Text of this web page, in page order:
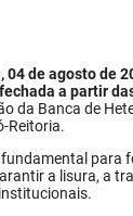
04 de agosto de
fechada a partir
da Banca de
Reitoria.
para
a lisura, a